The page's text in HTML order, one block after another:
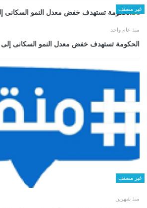
غير مصنف
منذ عام واحد
الحكومة تستهدف خفض معدل النمو السكانى إلى 1.4% بحلول 2028
غير مصنف
منذ شهرين